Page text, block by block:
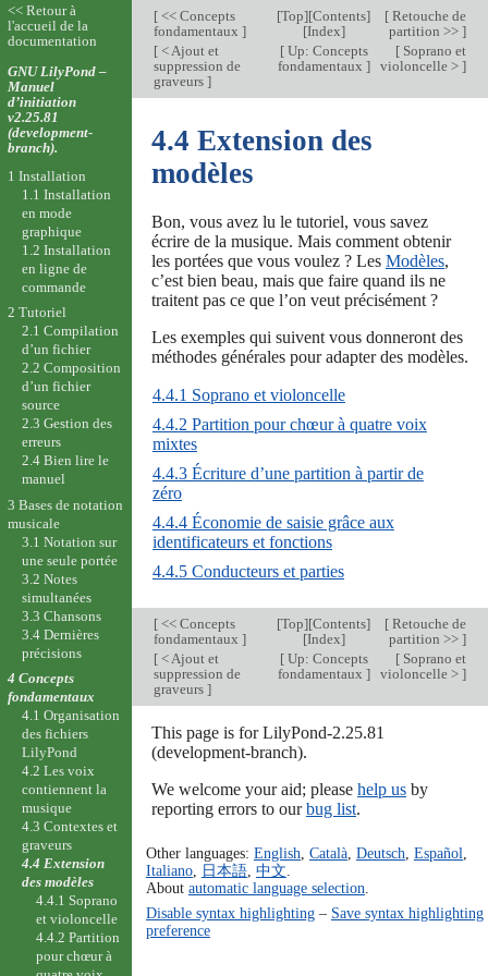
[<< Concepts
fondamentaux ]
[Top][Contents]
[Index]
[Retouche de
partition >> ]
[< Ajout et
suppression de
graveurs ]
[Up: Concepts
fondamentaux ]
[Soprano et
violoncelle > ]
4.4 Extension des
modèles
Bon, vous avez lu le tutoriel, vous savez
écrire de la musique. Mais comment obtenir
les portées que vous voulez ? Les Modèles,
c’est bien beau, mais que faire quand ils ne
traitent pas ce que l’on veut précisément ?
Les exemples qui suivent vous donneront des
méthodes générales pour adapter des modèles.
4.4.1 Soprano et violoncelle
4.4.2 Partition pour chœur à quatre voix
mixtes
4.4.3 Écriture d’une partition à partir de
zéro
4.4.4 Économie de saisie grâce aux
identificateurs et fonctions
4.4.5 Conducteurs et parties
[<< Concepts
fondamentaux ]
[Top][Contents]
[Index]
[Retouche de
partition >> ]
[< Ajout et
suppression de
graveurs ]
[Up: Concepts
fondamentaux ]
[Soprano et
violoncelle > ]
This page is for LilyPond-2.25.81
(development-branch).
We welcome your aid; please help usby
reporting errors to ourbug list.
Other languages: English Català, Deutsch Español
Italiano, 日本語, 中文
About automatic language selection
Disable syntax highlighting– Save syntax highlighting
preference
<< Retour à
l'accueil de la
documentation
GNU LilyPond –
Manuel
d’initiation
v2.25.81
(development-
branch).
1 Installation
1.1 Installation
en mode
graphique
1.2 Installation
en ligne de
commande
2 Tutoriel
2.1 Compilation
d’un fichier
2.2 Composition
d’un fichier
source
2.3 Gestion des
erreurs
2.4 Bien lire le
manuel
3 Bases de notation
musicale
3.1 Notation sur
une seule portée
3.2 Notes
simultanées
3.3 Chansons
3.4 Dernières
précisions
4 Concepts
fondamentaux
4.1 Organisation
des fichiers
LilyPond
4.2 Les voix
contiennent la
musique
4.3 Contextes et
graveurs
4.4 Extension
des modèles
4.4.1 Soprano
et violoncelle
4.4.2 Partition
pour chœur à